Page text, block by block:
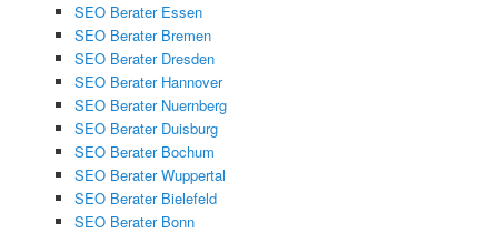
SEO Berater Essen
SEO Berater Bremen
SEO Berater Dresden
SEO Berater Hannover
SEO Berater Nuernberg
SEO Berater Duisburg
SEO Berater Bochum
SEO Berater Wuppertal
SEO Berater Bielefeld
SEO Berater Bonn